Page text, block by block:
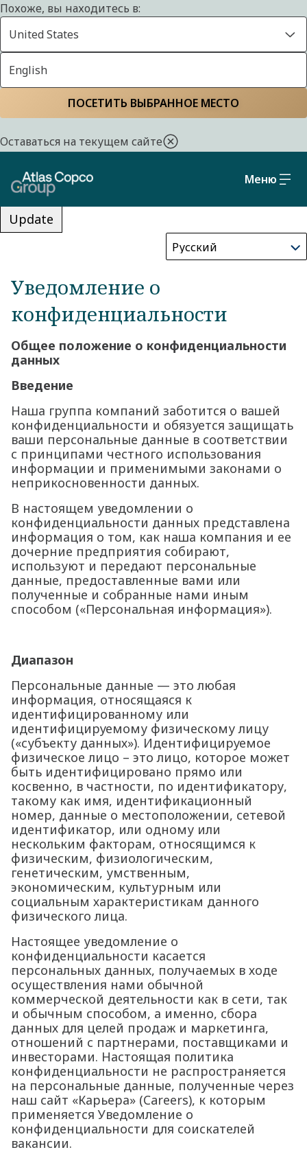
Похоже, вы находитесь в:
United States
English
ПОСЕТИТЬ ВЫБРАННОЕ МЕСТО
Оставаться на текущем сайте
Меню
Уведомления для
конкретных стран
Update
Уведомление о
конфиденциальности
Общее положение о конфиденциальности
данных
Введение
Наша группа компаний заботится о вашей
конфиденциальности и обязуется защищать
ваши персональные данные в соответствии
с принципами честного использования
информации и применимыми законами о
неприкосновенности данных.
В настоящем уведомлении о
конфиденциальности данных представлена
информация о том, как наша компания и ее
дочерние предприятия собирают,
используют и передают персональные
данные, предоставленные вами или
полученные и собранные нами иным
способом («Персональная информация»).
Диапазон
Персональные данные — это любая
информация, относящаяся к
идентифицированному или
идентифицируемому физическому лицу
(«субъекту данных»). Идентифицируемое
физическое лицо – это лицо, которое может
быть идентифицировано прямо или
косвенно, в частности, по идентификатору,
такому как имя, идентификационный
номер, данные о местоположении, сетевой
идентификатор, или одному или
нескольким факторам, относящимся к
физическим, физиологическим,
генетическим, умственным,
экономическим, культурным или
социальным характеристикам данного
физического лица.
Настоящее уведомление о
конфиденциальности касается
персональных данных, получаемых в ходе
осуществления нами обычной
коммерческой деятельности как в сети, так
и обычным способом, а именно, сбора
данных для целей продаж и маркетинга,
отношений с партнерами, поставщиками и
инвесторами. Настоящая политика
конфиденциальности не распространяется
на персональные данные, полученные через
наш сайт «Карьера» (Careers), к которым
применяется Уведомление о
конфиденциальности для соискателей
вакансии.